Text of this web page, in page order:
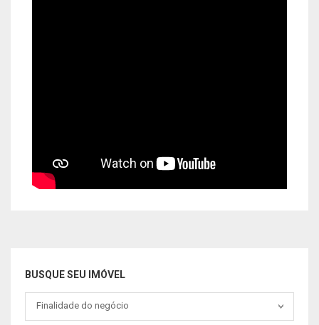
BUSQUE SEU IMÓVEL
Tipo negociação
Finalidade do negócio